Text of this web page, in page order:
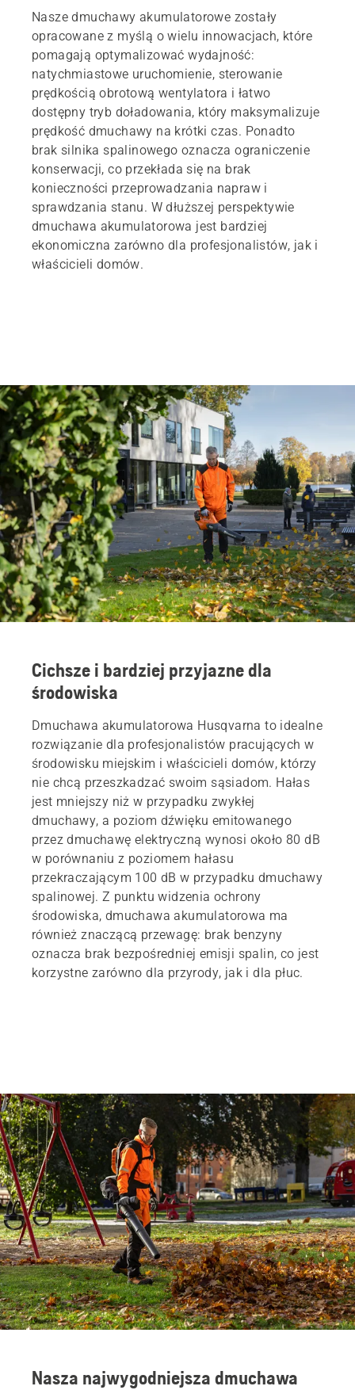
Nasze dmuchawy akumulatorowe zostały
opracowane z myślą o wielu innowacjach, które
pomagają optymalizować wydajność:
natychmiastowe uruchomienie, sterowanie
prędkością obrotową wentylatora i łatwo
dostępny tryb doładowania, który maksymalizuje
prędkość dmuchawy na krótki czas. Ponadto
brak silnika spalinowego oznacza ograniczenie
konserwacji, co przekłada się na brak
konieczności przeprowadzania napraw i
sprawdzania stanu. W dłuższej perspektywie
dmuchawa akumulatorowa jest bardziej
ekonomiczna zarówno dla profesjonalistów, jak i
właścicieli domów.
Cichsze i bardziej przyjazne dla
środowiska
Dmuchawa akumulatorowa Husqvarna to idealne
rozwiązanie dla profesjonalistów pracujących w
środowisku miejskim i właścicieli domów, którzy
nie chcą przeszkadzać swoim sąsiadom. Hałas
jest mniejszy niż w przypadku zwykłej
dmuchawy, a poziom dźwięku emitowanego
przez dmuchawę elektryczną wynosi około 80 dB
w porównaniu z poziomem hałasu
przekraczającym 100 dB w przypadku dmuchawy
spalinowej. Z punktu widzenia ochrony
środowiska, dmuchawa akumulatorowa ma
również znaczącą przewagę: brak benzyny
oznacza brak bezpośredniej emisji spalin, co jest
korzystne zarówno dla przyrody, jak i dla płuc.
Nasza najwygodniejsza dmuchawa